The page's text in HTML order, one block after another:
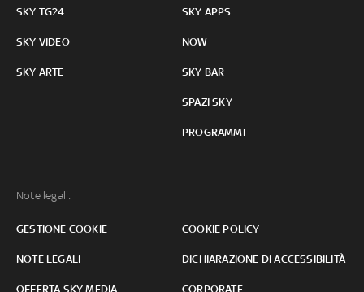
SKY TG24
SKY VIDEO
SKY ARTE
SKY APPS
NOW
SKY BAR
SPAZI SKY
PROGRAMMI
Note legali:
GESTIONE COOKIE COOKIE POLICY
NOTE LEGALI DICHIARAZIONE DI ACCESSIBILITÀ
OFFERTA SKY MEDIA CORPORATE